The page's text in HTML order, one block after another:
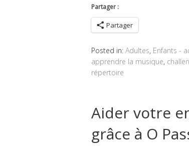
Partager :
Partager
Posted in: Adultes, Enfants -
apprendre la musique,
répertoire
Aider votre
grâce à O